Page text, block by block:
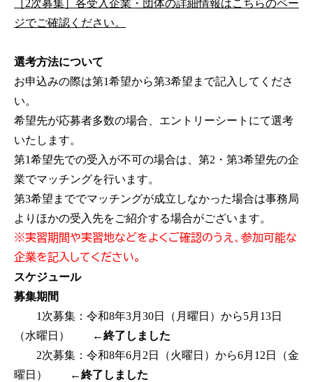
［2次募集］各受入企業・団体の詳細情報はこちらのペー
ジでご確認ください。
選考方法について
お申込みの際は第1希望から第3希望まで記入してくださ
い。
希望先が応募者多数の場合、エントリーシートにて選考
いたします。
第1希望先での受入が不可の場合は、第2・第3希望先の企
業でマッチングを行います。
第3希望まででマッチングが成立しなかった場合は事務局
よりほかの受入先をご紹介する場合がございます。
※実習期間や実習地などをよくご確認のうえ、参加可能な
企業を記入してください。
スケジュール
募集期間
1次募集：令和8年3月30日（月曜日）から5月13日
（水曜日）
←終了しました
2次募集：令和8年6月2日（火曜日）から6月12日（金
曜日）
←終了しました